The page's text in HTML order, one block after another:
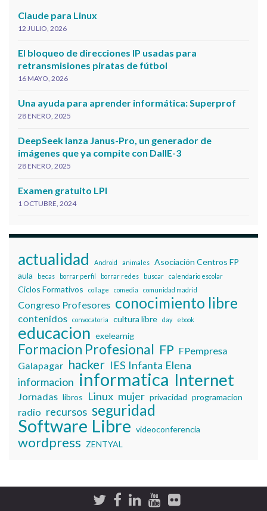
Claude para Linux
12 JULIO, 2026
El bloqueo de direcciones IP usadas para
retransmisiones piratas de fútbol
16 MAYO, 2026
Una ayuda para aprender informática: Superprof
28 ENERO, 2025
DeepSeek lanza Janus-Pro, un generador de
imágenes que ya compite con DallE-3
28 ENERO, 2025
Examen gratuito LPI
1 OCTUBRE, 2024
actualidad Android animales
Asociación Centros FP
aula
becas borrar perfil borrar redes buscar calendario escolar
Ciclos Formativos collage comedia comunidad madrid
Congreso Profesores conocimiento libre
contenidos convocatoria cultura libre day ebook
educacion exelearnig
Formacion Profesional FP FPempresa
Galapagar hacker IES Infanta Elena
informacion informatica Internet
Jornadas libros Linux mujer privacidad programacion
radio recursos seguridad
Software Libre videoconferencia
wordpress ZENTYAL